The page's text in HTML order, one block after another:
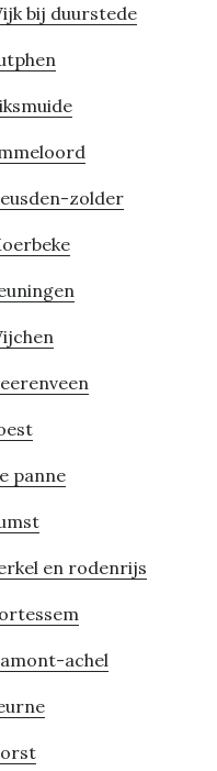
bij duurstede
zolder
panne
en rodenrijs
achel